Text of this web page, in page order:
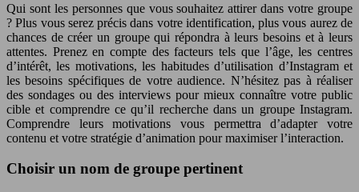
Qui sont les personnes que vous souhaitez attirer dans votre groupe
? Plus vous serez précis dans votre identification, plus vous aurez de
chances de créer un groupe qui répondra à leurs besoins et à leurs
attentes. Prenez en compte des facteurs tels que l’âge, les centres
d’intérêt, les motivations, les habitudes d’utilisation d’Instagram et
les besoins spécifiques de votre audience. N’hésitez pas à réaliser
des sondages ou des interviews pour mieux connaître votre public
cible et comprendre ce qu’il recherche dans un groupe Instagram.
Comprendre leurs motivations vous permettra d’adapter votre
contenu et votre stratégie d’animation pour maximiser l’interaction.
Choisir un nom de groupe pertinent